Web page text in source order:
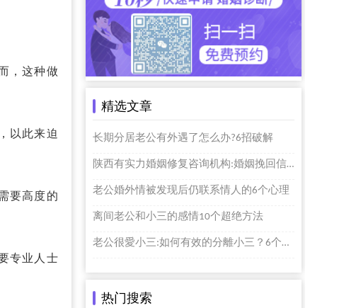
，这种做
以此来迫
要高度的
专业人士
精选文章
长期分居老公有外遇了怎么办?6招破解
陕西有实力婚姻修复咨询机构:婚姻挽回信赖我们!
老公婚外情被发现后仍联系情人的6个心理
离间老公和小三的感情10个超绝方法
老公很愛小三:如何有效的分離小三？6个实在的方法
热门搜索